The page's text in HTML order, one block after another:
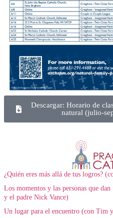
Descargar: Horario de
natural (julio-
¿Quién eres más allá de tus logros?
Los momentos y las personas que
y el padre Nick Vance)
Un lugar para el encuentro (con Tim